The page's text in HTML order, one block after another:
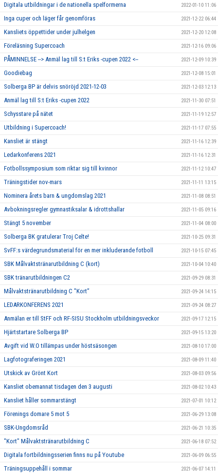
Digitala utbildningar i de nationella spelformerna 2022-01-10 11:06
Inga cuper och läger får genomföras 2021-12-22 06:44
Kansliets öppettider under julhelgen 2021-12-20 12:08
Föreläsning Supercoach 2021-12-16 09:06
PÅMINNELSE --> Anmäl lag till S:t Eriks -cupen 2022 <-- 2021-12-09 10:39
Goodiebag 2021-12-08 15:01
Solberga BP är delvis snöröjd 2021-12-03 2021-12-03 12:13
Anmäl lag till S:t Eriks -cupen 2022 2021-11-30 07:51
Schysstare på nätet 2021-11-19 12:57
Utbildning i Supercoach! 2021-11-17 07:55
Kansliet är stängt 2021-11-16 12:39
Ledarkonferens 2021 2021-11-16 12:31
Fotbollssymposium som riktar sig till kvinnor 2021-11-12 10:47
Träningstider nov-mars 2021-11-11 13:15
Nominera årets barn & ungdomslag 2021 2021-11-08 08:51
Avbokningsregler gymnastiksalar & idrottshallar 2021-11-05 09:16
Stängt 5 november 2021-11-04 08:00
Solberga BK gratulerar Troj Celte! 2021-10-25 09:31
SvFF:s värdegrundsmaterial för en mer inkluderande fotboll 2021-10-15 07:45
SBK Målvaktstränarutbildning C (kort) 2021-10-04 10:40
SBK tränarutbildningen C2 2021-09-29 08:31
Målvaktstränarutbildning C "Kort” 2021-09-24 14:15
LEDARKONFERENS 2021 2021-09-24 08:27
Anmälan er till StFF och RF-SISU Stockholm utbildningsveckor 2021-09-17 12:15
Hjärtstartare Solberga BP 2021-09-15 13:20
Avgift vid W.O tillämpas under höstsäsongen 2021-08-10 17:00
Lagfotograferingen 2021 2021-08-09 11:40
Utskick av Grönt Kort 2021-08-03 09:56
Kansliet obemannat tisdagen den 3 augusti 2021-08-02 10:43
Kansliet håller sommarstängt 2021-07-01 10:12
Förenings domare 5 mot 5 2021-06-29 13:08
SBK-Ungdomsråd 2021-06-21 10:35
"Kort" Målvaktstränarutbildning C 2021-06-18 07:52
Digitala fortbildningsserien finns nu på Youtube 2021-06-09 06:55
Träningsuppehåll i sommar 2021-06-07 14:11